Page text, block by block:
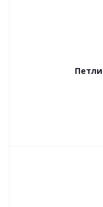
Петли